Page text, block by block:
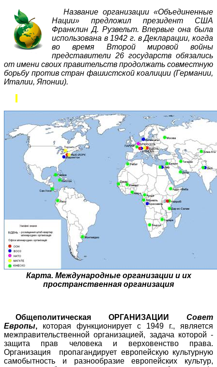
Название организации «Объединенные
Нации» предложил президент США
Франклин Д. Рузвельт. Впервые она была
использована в 1942 г. в Декларации, когда
во время Второй мировой войны
представители 26 государств обязались
от имени своих правительств продолжать совместную
борьбу против стран фашистской коалиции (Германии,
Италии, Японии).
Карта. Международные организации и их
пространственная организация
Общеполитическая ОРГАНИЗАЦИИ Совет
Европы, которая функционирует с 1949 г., является
межправительственной организацией, задача которой -
защита прав человека и верховенство права.
Организация
пропагандирует европейскую культурную
самобытность и разнообразие европейских культур,